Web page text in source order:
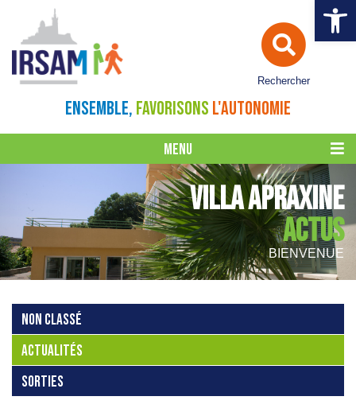
Ouvrir
Rechercher
ENSEMBLE, FAVORISONS L'AUTONOMIE
MENU
VILLA APRAXINE
ACTUS
BIENVENUE
NON CLASSÉ
ACTUALITÉS
SORTIES